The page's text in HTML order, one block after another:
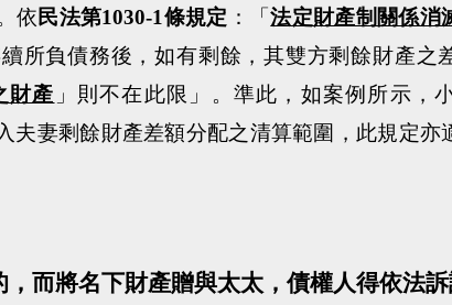
依民法第1030-1條規定 ：「法定財產制關係消
所負債務後，如有剩餘，其雙方剩餘財產之
財產 」則不在此限」 。準此，如案例所示，
夫妻剩餘財產差額分配之清算範圍，此規定亦
而將名下財產贈與太太，債權人得依法